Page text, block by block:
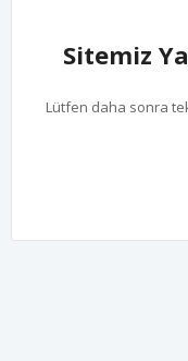
Sitemiz
Lütfen daha sonra